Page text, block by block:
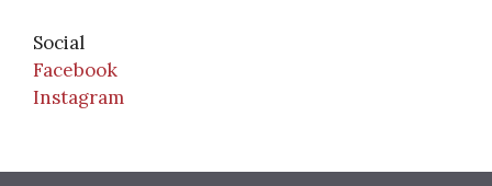
Social
Facebook
Instagram